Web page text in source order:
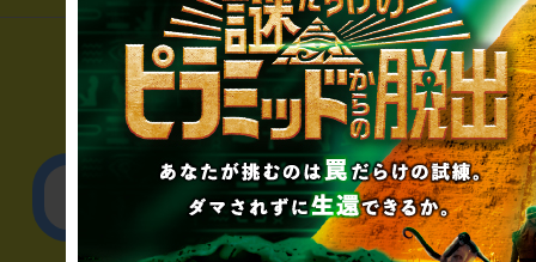
▼一般のお客様
公演内容、チケット